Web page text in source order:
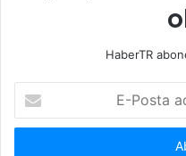
HaberTR
Posta
adresinizi